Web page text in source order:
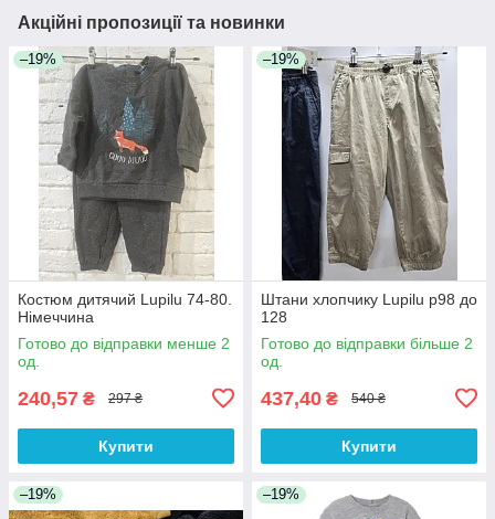
Акційні пропозиції та новинки
–19%
Костюм дитячий Lupilu 74-80.
Німеччина
Готово до відправки менше 2
од.
240,57 ₴ 297 ₴
Купити
–19%
Штани хлопчику Lupilu р98 до
128
Готово до відправки більше 2
од.
437,40 ₴ 540 ₴
Купити
–19% –19%